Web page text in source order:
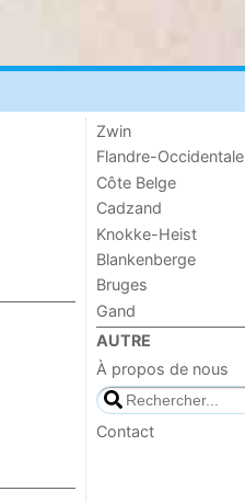
Zwin
Flandre-Occidentale
Côte Belge
Cadzand
Knokke-Heist
Blankenberge
Bruges
Gand
AUTRE
À propos de nous
Contact